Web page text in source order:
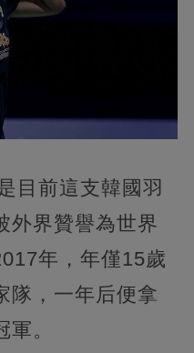
目前這支韓國羽
外界贊譽為世界
年，年僅15歲
隊，一年后便拿
。